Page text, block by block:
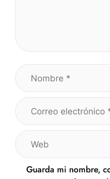
Guarda mi nombre,